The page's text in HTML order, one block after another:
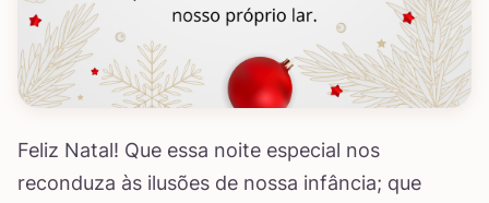
Feliz Natal! Que essa noite especial nos
reconduza às ilusões de nossa infância; que